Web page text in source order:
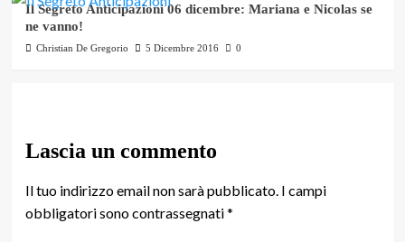
Il Segreto Anticipazioni 06 dicembre: Mariana e Nicolas se
ne vanno!
Christian De Gregorio 5 Dicembre 2016 0
Lascia un commento
Il tuo indirizzo email non sarà pubblicato. I campi
obbligatori sono contrassegnati*